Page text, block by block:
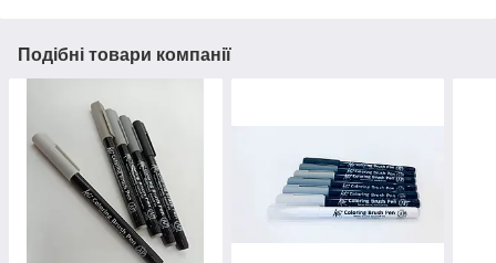
Подібні товари компанії